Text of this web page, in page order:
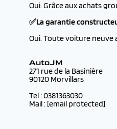
Oui. Grâce aux achats
✅La garantie
Oui. Toute voiture neuve
AutoJM
271 rue de la Basinière
90120 Morvillars
Tel : 0381363030
Mail : [email protected]